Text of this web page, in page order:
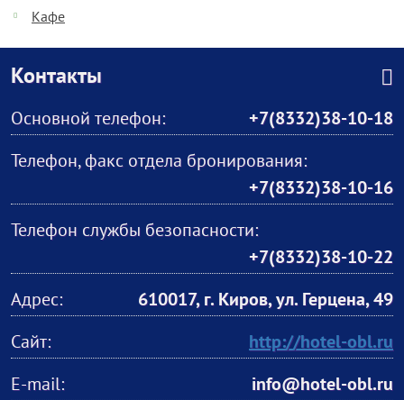
Кафе
Контакты
Основной телефон:
+7(8332)38-10-18
Телефон, факс отдела бронирования:
+7(8332)38-10-16
Телефон службы безопасности:
+7(8332)38-10-22
Адрес:
610017, г. Киров, ул. Герцена, 49
Сайт:
http://hotel-obl.ru
E-mail:
info@hotel-obl.ru